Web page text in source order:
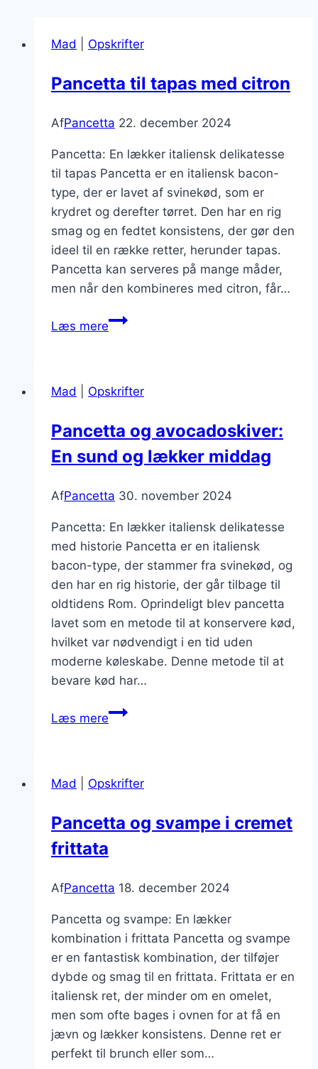
Mad Opskrifter
Pancetta til tapas med citron
AfPancetta 22. december 2024
Pancetta: En lækker italiensk delikatesse
til tapas Pancetta er en italiensk bacon-
type, der er lavet af svinekød, som er
krydret og derefter tørret. Den har en rig
smag og en fedtet konsistens, der gør den
ideel til en række retter, herunder tapas.
Pancetta kan serveres på mange måder,
men når den kombineres med citron, får…
Læs merePancetta
citron
Mad Opskrifter
Pancetta og avocadoskiver:
En sund og lækker middag
AfPancetta 30. november 2024
Pancetta: En lækker italiensk delikatesse
med historie Pancetta er en italiensk
bacon-type, der stammer fra svinekød, og
den har en rig historie, der går tilbage til
oldtidens Rom. Oprindeligt blev pancetta
lavet som en metode til at konservere kød,
hvilket var nødvendigt i en tid uden
moderne køleskabe. Denne metode til at
bevare kød har…
Læs merePancetta
sund
lækker
Mad Opskrifter
Pancetta og svampe i cremet
frittata
AfPancetta 18. december 2024
Pancetta og svampe: En lækker
kombination i frittata Pancetta og svampe
er en fantastisk kombination, der tilføjer
dybde og smag til en frittata. Frittata er en
italiensk ret, der minder om en omelet,
men som ofte bages i ovnen for at få en
jævn og lækker konsistens. Denne ret er
perfekt til brunch eller som…